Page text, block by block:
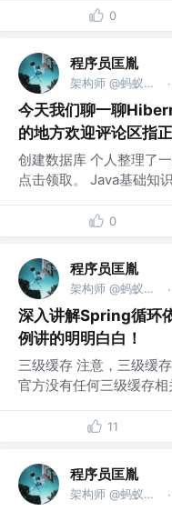
0
程序员匡胤
架构师 @蚂蚁金服 ·
今天我们聊一聊
的地方欢迎评论区指正
创建数据库 个人整理了
点击领取。 Java基础知
0
程序员匡胤
架构师 @蚂蚁金服 ·
深入讲解Spring循环
例讲的明明白白！
三级缓存 注意，三级缓
官方没有任何三级缓存相
11
程序员匡胤
架构师 @蚂蚁金服 ·